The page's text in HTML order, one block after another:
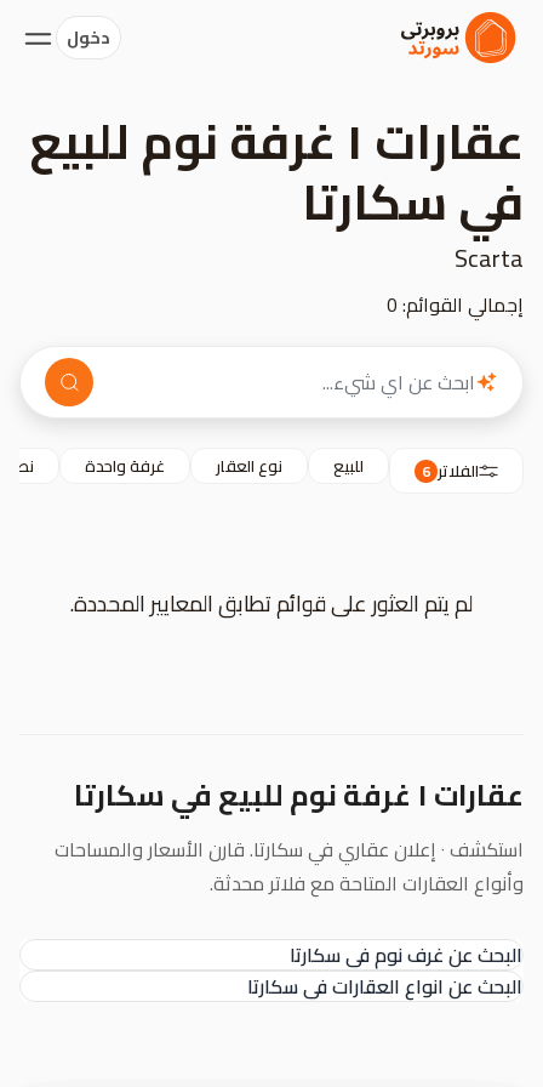
دخول
عقارات ١ غرفة نوم للبيع
في سكارتا
Scarta
إجمالي القوائم: 0
الفلاتر 6 للبيع نوع العقار غرفة واحدة
لم يتم العثور على قوائم تطابق المعايير المحددة.
عقارات ١ غرفة نوم للبيع في سكارتا
استكشف ٠ إعلان عقاري في سكارتا. قارن الأسعار والمساحات
وأنواع العقارات المتاحة مع فلاتر محدثة.
البحث عن غرف نوم في سكارتا
البحث عن انواع العقارات في سكارتا